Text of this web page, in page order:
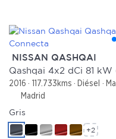
partir del uso que haya
NISSAN QASHQAI
2016 117.733kms Diésel
Madrid
Gris
+2